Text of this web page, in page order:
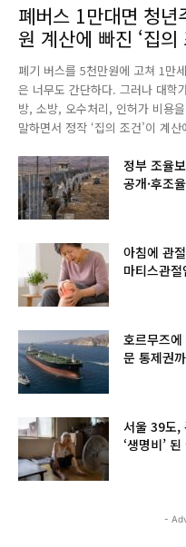
폐버스 1만대면 청
원 계산에 빠진 ‘집의
폐기 버스를 5천만원에 고쳐 1만
은 너무도 간단하다. 그러나 대학
방, 소방, 오수처리, 인허가 비용
말하면서 정작 ‘집의 조건’이 계
정부 조율
공개·후조
아침에 관
마티스관절
호르무즈
문 통제권
서울 39도,
‘생명비’
-